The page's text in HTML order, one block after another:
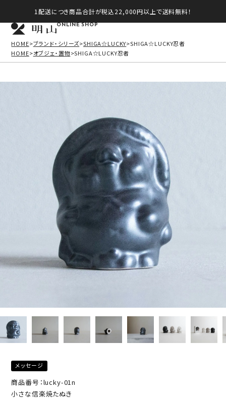
1配送につき商品合計が税込22,000円以上で送料無料！
ONLINE SHOP
HOME ブランド・シリーズ SHIGA☆LUCKY SHIGA☆LUCKY忍者
HOME
オブジェ・置物 SHIGA☆LUCKY忍者
メッセージ
商品番号：lucky-01n
小さな信楽焼たぬき